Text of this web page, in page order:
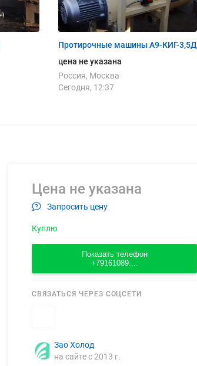
Протирочные машины А9-КИГ-3,5Д
цена не указана
Россия, Москва
Сегодня, 12:37
Цена не указана
Запросить цену
Куплю
Показать телефон
+79161089....
СВЯЗАТЬСЯ ЧЕРЕЗ СОЦСЕТИ
Зао Холод
на сайте с 2013 г.